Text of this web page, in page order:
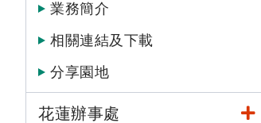
業務簡介
相關連結及下載
分享園地
花蓮辦事處